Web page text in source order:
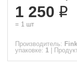
1 250
= 1 шт
Производитель:
упаковке: 1